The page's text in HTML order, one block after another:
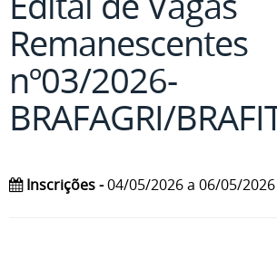
Remanescentes
nº03/2026-
BRAFAGRI/
Inscrições -04/05/2026 a 06/05/2026